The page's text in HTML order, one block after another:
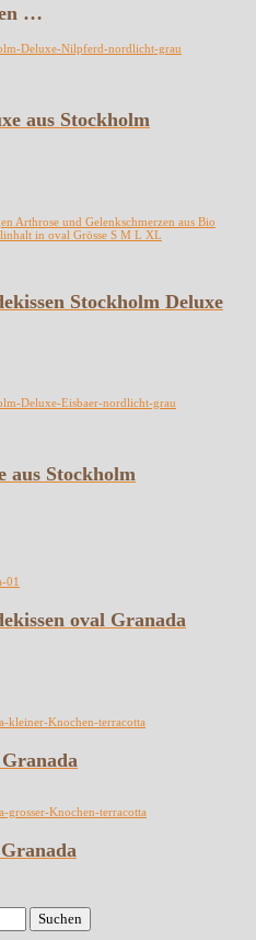
…
aus Stockholm
Stockholm Deluxe
aus Stockholm
oval Granada